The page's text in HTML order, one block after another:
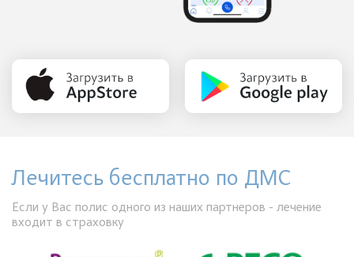
Лечитесь бесплатно по ДМС
Если у Вас полис одного из наших партнеров - лечение
входит в страховку